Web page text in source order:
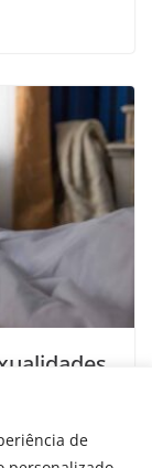
de
mais